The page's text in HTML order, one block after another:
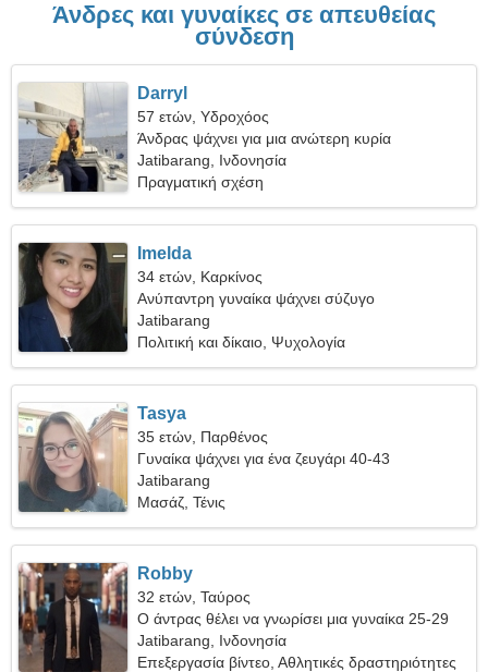
Άνδρες και γυναίκες σε απευθείας
σύνδεση
Darryl
57 ετών, Υδροχόος
Άνδρας ψάχνει για μια ανώτερη κυρία
Jatibarang, Ινδονησία
Πραγματική σχέση
Imelda
34 ετών, Καρκίνος
Ανύπαντρη γυναίκα ψάχνει σύζυγο
Jatibarang
Πολιτική και δίκαιο, Ψυχολογία
Tasya
35 ετών, Παρθένος
Γυναίκα ψάχνει για ένα ζευγάρι 40-43
Jatibarang
Μασάζ, Τένις
Robby
32 ετών, Ταύρος
Ο άντρας θέλει να γνωρίσει μια γυναίκα 25-29
Jatibarang, Ινδονησία
Επεξεργασία βίντεο, Αθλητικές δραστηριότητες